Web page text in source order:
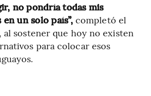
no pondría todas mis
un solo país”,completó el
al sostener que hoy no existen
para colocar esos